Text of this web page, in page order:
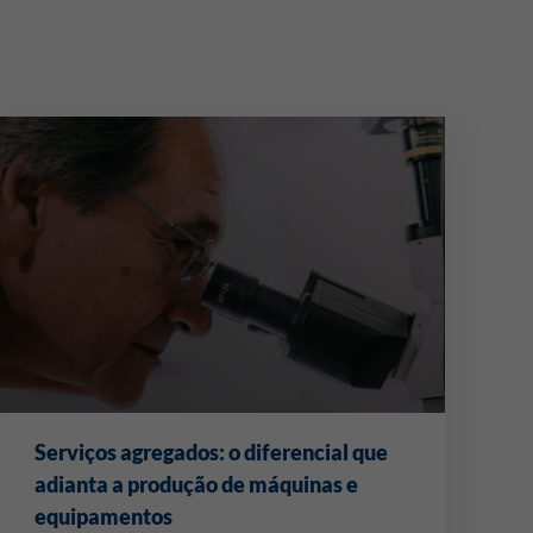
Serviços agregados: o diferencial que
adianta a produção de máquinas e
equipamentos